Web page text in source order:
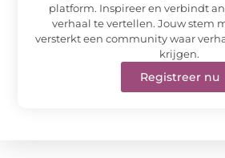
platform. Inspireer en verbindt
verhaal te vertellen. Jouw stem
versterkt een community waar
krijgen.
Registreer nu